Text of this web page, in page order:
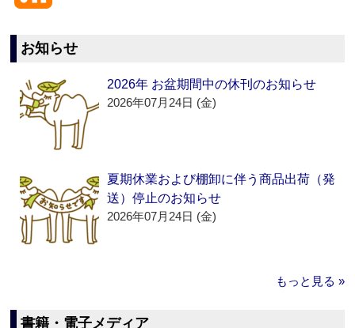
お知らせ
2026年 お盆期間中の休刊のお知らせ
2026年07月24日 (金)
夏期休業および棚卸に伴う商品出荷（発
送）停止のお知らせ
2026年07月24日 (金)
もっと見る »
書籍・電子メディア